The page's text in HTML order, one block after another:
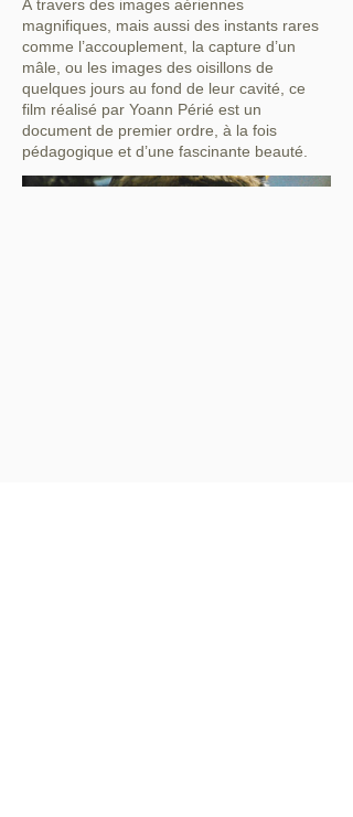
À travers des images aériennes
magnifiques, mais aussi des instants rares
comme l’accouplement, la capture d’un
mâle, ou les images des oisillons de
quelques jours au fond de leur cavité, ce
film réalisé par Yoann Périé est un
document de premier ordre, à la fois
pédagogique et d’une fascinante beauté.